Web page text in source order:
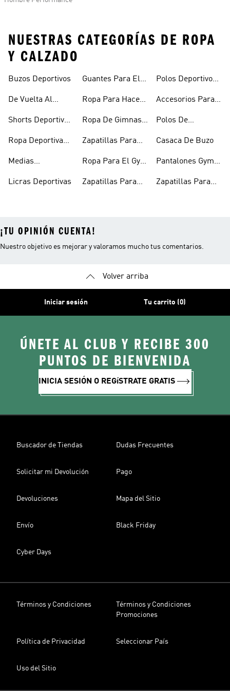
NUESTRAS CATEGORÍAS DE ROPA
Y CALZADO
Buzos Deportivos
De Vuelta Al
Shorts Deportivos
Ropa Deportiva
Medias
Licras Deportivas
Guantes Para El
Ropa Para Hacer
Ropa De Gimnasio
Zapatillas Para
Ropa Para El Gym
Zapatillas Para
Polos Deportivos
Camisero
Accesorios Para
Polos De
Casaca De Buzo
Pantalones Gym
Zapatillas Para
¡TU OPINIÓN CUENTA!
Nuestro objetivo es mejorar y valoramos mucho tus comentarios.
Volver arriba
Iniciar sesión Tu carrito (0)
ÚNETE AL CLUB Y RECIBE 300
PUNTOS DE BIENVENIDA
INICIA SESIÓN O REGíSTRATE GRATIS
Buscador de Tiendas Dudas Frecuentes
Solicitar mi Devolución Pago
Devoluciones Mapa del Sitio
Envío Black Friday
Cyber Days
Términos y Condiciones
Términos y Condiciones
Promociones
Política de Privacidad Seleccionar País
Uso del Sitio